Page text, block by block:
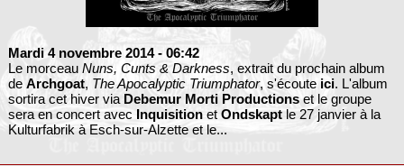
Mardi 4 novembre 2014 - 06:42
Le morceau Nuns, Cunts & Darkness, extrait du prochain album
de Archgoat, The Apocalyptic Triumphator, s'écoute ici. L'album
sortira cet hiver via Debemur Morti Productionset le groupe
sera en concert avec Inquisitionet Ondskaptle 27 janvier à la
Kulturfabrik à Esch-sur-Alzette et le...